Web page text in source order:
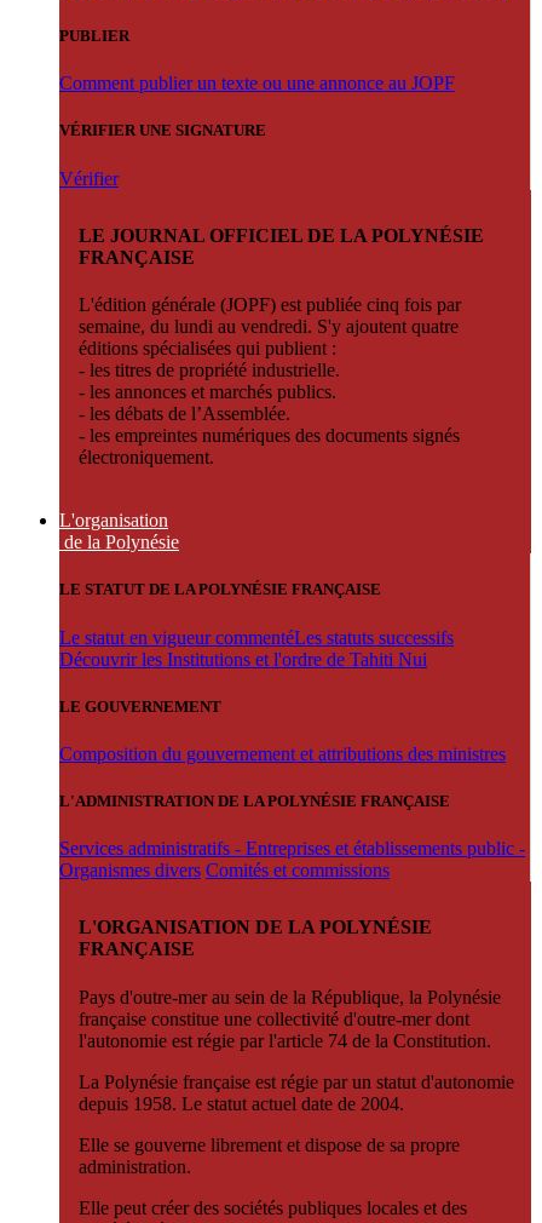
PUBLIER
Comment publier un texte ou une annonce au JOPF
VÉRIFIER UNE SIGNATURE
Vérifier
LE JOURNAL OFFICIEL DE LA POLYNÉSIE
FRANÇAISE
L'édition générale (JOPF) est publiée cinq fois par
semaine, du lundi au vendredi. S'y ajoutent quatre
éditions spécialisées qui publient :
- les titres de propriété industrielle.
- les annonces et marchés publics.
- les débats de l’Assemblée.
- les empreintes numériques des documents signés
électroniquement.
L'organisation
de la Polynésie
LE STATUT DE LA POLYNÉSIE FRANÇAISE
Le statut en vigueur commentéLes statuts successifs
Découvrir les Institutions et l'ordre de Tahiti Nui
LE GOUVERNEMENT
Composition du gouvernement et attributions des ministres
L'ADMINISTRATION DE LA POLYNÉSIE FRANÇAISE
Services administratifs - Entreprises et établissements public -
Organismes divers Comités et commissions
L'ORGANISATION DE LA POLYNÉSIE
FRANÇAISE
Pays d'outre-mer au sein de la République, la Polynésie
française constitue une collectivité d'outre-mer dont
l'autonomie est régie par l'article 74 de la Constitution.
La Polynésie française est régie par un statut d'autonomie
depuis 1958. Le statut actuel date de 2004.
Elle se gouverne librement et dispose de sa propre
administration.
Elle peut créer des sociétés publiques locales et des